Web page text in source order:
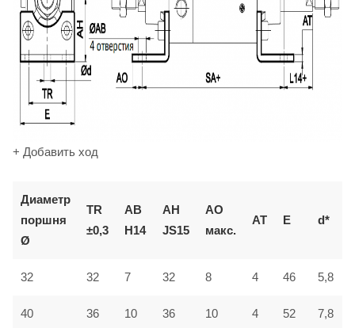
+ Добавить ход
Диаметр
поршня
Ø
TR
±0,3
AB
H14
AH
JS15
AO
макс.
AT E d*
32 32 7 32 8 4 46 5,8
40 36 10 36 10 4 52 7,8